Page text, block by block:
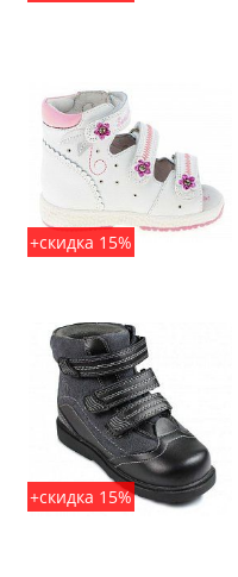
+скидка 15%
+скидка 15%